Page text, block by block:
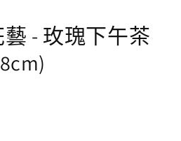
- 玫瑰下午茶